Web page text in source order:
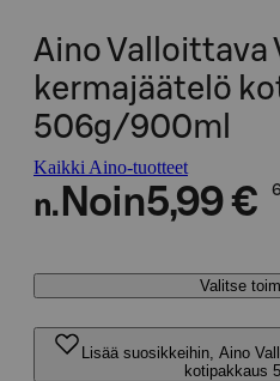
Aino Valloittava
kermajäätelö
506g/900ml
Kaikki Aino-tuotteet
n. Noin5,99 €
Valitse
Lisää suosikkeihin, Aino
kotipakkaus